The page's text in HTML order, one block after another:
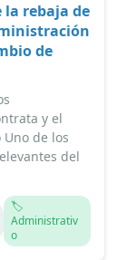
la rebaja de
de
y el
Uno de los
del
🏷️
Administrativ
o